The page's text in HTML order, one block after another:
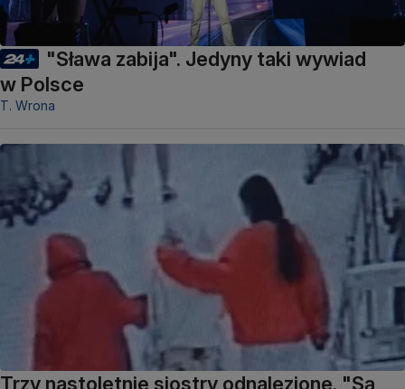
"Sława zabija". Jedyny taki wywiad
w Polsce
T. Wrona
Trzy nastoletnie siostry odnalezione. "Są